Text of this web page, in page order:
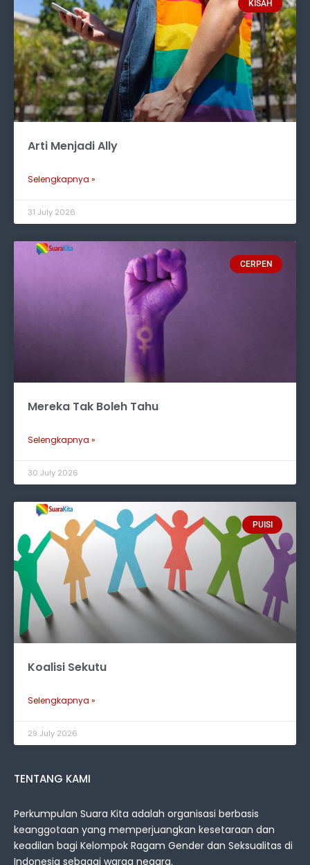
KISAH
Arti Menjadi Ally
Selengkapnya »
31 July 2026
CERPEN
Mereka Tak Boleh Tahu
Selengkapnya »
30 July 2026
PUISI
Koalisi Sekutu
Selengkapnya »
29 July 2026
TENTANG KAMI
Perkumpulan Suara Kita adalah organisasi berbasis
keanggotaan yang memperjuangkan kesetaraan dan
keadilan bagi Kelompok Ragam Gender dan Seksualitas di
Indonesia sebagai warga negara.